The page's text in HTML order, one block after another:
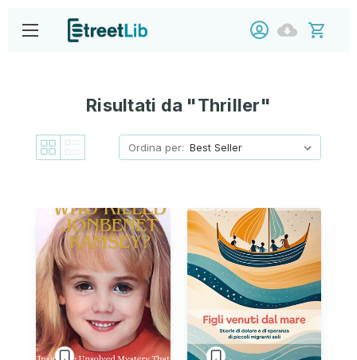
Risultati da "Thriller"
Ordina per: